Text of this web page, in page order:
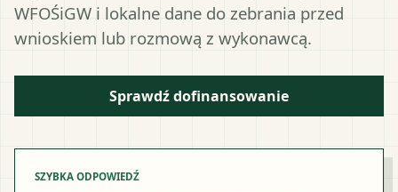
WFOŚiGW i lokalne dane do zebrania przed
wnioskiem lub rozmową z wykonawcą.
Sprawdź dofinansowanie
SZYBKA ODPOWIEDŹ